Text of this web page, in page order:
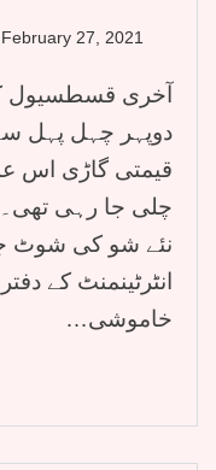
February 27, 2021
آخری قسطسیول
دوپہر چہل پہل
قیمتی گاڑی اس
چلی جا رہی
نئے شو کی شوٹ
انٹرٹینمنٹ کے
خاموشی…